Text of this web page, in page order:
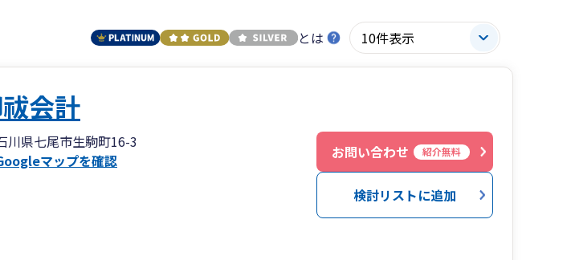
とは
会計
川県七尾市生駒町16-3
マップを確認
お問い合わせ 紹介無料
検討リストに追加